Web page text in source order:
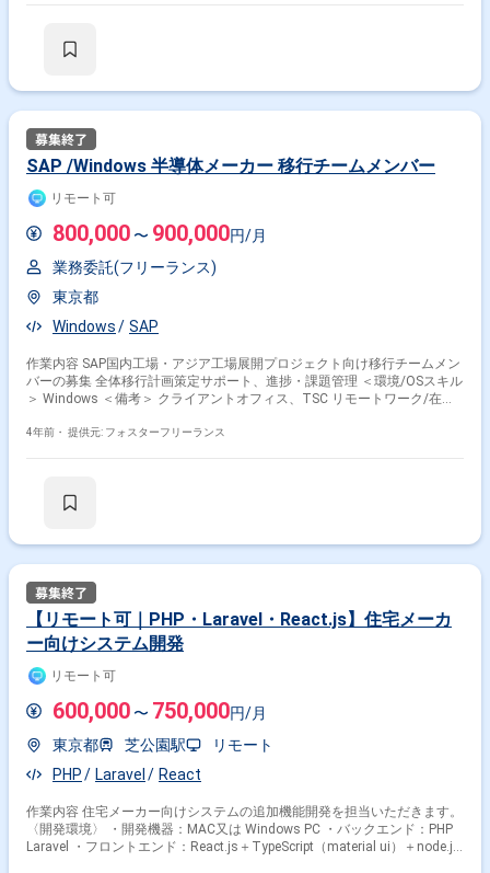
SAP /Windows 半導体メーカー 移行チームメンバー
リモート可
800,000 〜 900,000円/月
業務委託(フリーランス)
東京都
Windows
SAP
作業内容 SAP国内工場・アジア工場展開プロジェクト向け移行チームメン
バーの募集 全体移行計画策定サポート、進捗・課題管理 ＜環境/OSスキル
＞ Windows ＜備考＞ クライアントオフィス、TSC リモートワーク/在宅
4年前・ 提供元: フォスターフリーランス
【リモート可｜PHP・Laravel・React.js】住宅メーカ
ー向けシステム開発
リモート可
600,000 〜 750,000円/月
東京都
芝公園駅
リモート
PHP
Laravel React
作業内容 住宅メーカー向けシステムの追加機能開発を担当いただきます。
〈開発環境〉 ・開発機器：MAC又は Windows PC ・バックエンド：PHP
Laravel ・フロントエンド：React.js＋TypeScript（material ui）＋node.js